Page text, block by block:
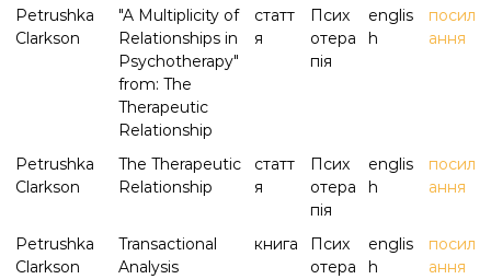
Petrushka
Clarkson
"A Multiplicity of
Relationships in
Psychotherapy"
from: The
Therapeutic
Relationship
статт
я
Псих
отера
пія
englis
h
посил
ання
Petrushka
Clarkson
The Therapeutic
Relationship
статт
я
Псих
отера
пія
englis
h
посил
ання
Petrushka
Clarkson
Transactional
Analysis
книга
Псих
отера
englis
h
посил
ання